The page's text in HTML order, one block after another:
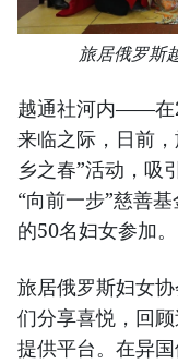
旅居俄罗斯
越通社河内——在
来临之际，日前
乡之春”活动，吸
“向前一步”慈善
的50名妇女参加。
旅居俄罗斯妇女
们分享喜悦，回
提供平台。在异